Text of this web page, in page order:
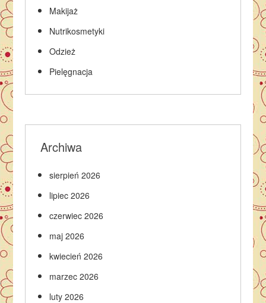
Makijaż
Nutrikosmetyki
Odzież
Pielęgnacja
Archiwa
sierpień 2026
lipiec 2026
czerwiec 2026
maj 2026
kwiecień 2026
marzec 2026
luty 2026